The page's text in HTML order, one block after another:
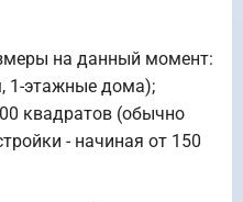
на данный момент:
1-этажные дома);
квадратов (обычно
- начиная от 150